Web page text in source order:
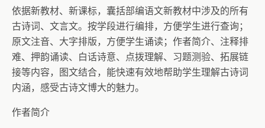
依据新教材、新课标，囊括部编语文新教材中涉及的所有
古诗词、文言文。按学段进行编排，方便学生进行查询；
原文注音、大字排版，方便学生诵读；作者简介、注释排
难、押韵诵读、白话诗意、点拨理解、习题测验、拓展链
接等内容，图文结合，能快速有效地帮助学生理解古诗词
内涵，感受古诗文博大的魅力。
作者简介